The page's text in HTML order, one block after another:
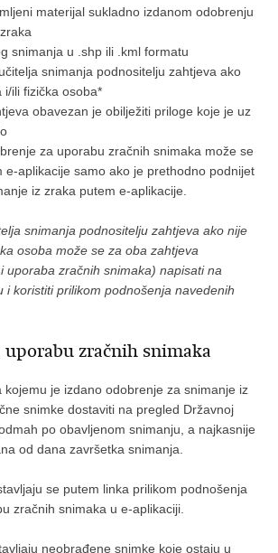
materijal sukladno izdanom odobrenju
snimanja u .shp ili .kml formatu
snimanja podnositelju zahtjeva ako
i/ili fizička osoba*
obavezan je obilježiti priloge koje je uz
za uporabu zračnih snimaka može se
e-aplikacije samo ako je prethodno podnijet
iz zraka putem e-aplikacije.
snimanja podnositelju zahtjeva ako nije
osoba može se za oba zahtjeva
uporaba zračnih snimaka) napisati na
i koristiti prilikom podnošenja navedenih
uporabu zračnih snimaka
kojemu je izdano odobrenje za snimanje iz
snimke dostaviti na pregled Državnoj
po obavljenom snimanju, a najkasnije
od dana završetka snimanja.
se putem linka prilikom podnošenja
zračnih snimaka u e-aplikaciji.
neobrađene snimke koje ostaju u